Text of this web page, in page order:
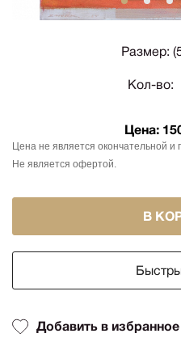
Размер:
Кол-во:
Цена:
Цена не является окончательной
Не является офертой.
В
Добавить в избранное